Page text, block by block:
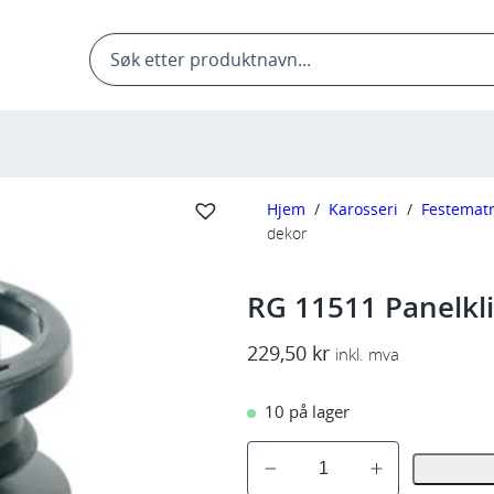
Products
search
Hjem / Karosseri /
dekor
RG 11511
229,50 kr inkl. mva
10 på lager
G